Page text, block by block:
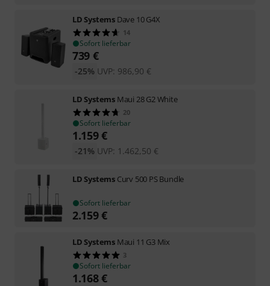
LD Systems Dave 10 G4X
14
Sofort lieferbar
739 €
UVP: 986,90 €
-25%
LD Systems Maui 28 G2 White
20
Sofort lieferbar
1.159€
UVP: 1.462,50 €
-21%
LD Systems Curv 500 PS Bundle
Sofort lieferbar
2.159€
LD Systems Maui 11 G3 Mix
3
Sofort lieferbar
1.168€